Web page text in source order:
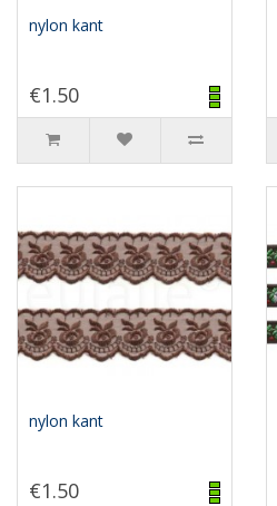
nylon kant
€1.50
nylon kant
€1.50